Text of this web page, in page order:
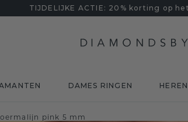
TIJDELIJKE ACTIE: 20% korting op
DAMES RINGEN
pink 5 mm